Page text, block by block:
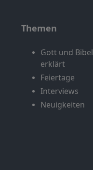
Themen
Gott und Bibel
erklärt
Feiertage
Interviews
Neuigkeiten